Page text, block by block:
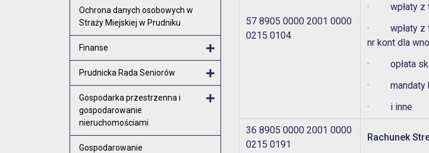
Ochrona danych osobowych w
Straży Miejskiej w Prudniku
Finanse
Prudnicka Rada Seniorów
Gospodarka przestrzenna i
gospodarowanie
nieruchomościami
Otwórz menu
Gospodarowanie
57 8905 0000 2001 0000
0215 0104
· wpłaty z
· wpłaty z
nr kont dla
· opłata
· mandaty
· i inne
36 8905 0000 2001 0000
0215 0191
Rachunek